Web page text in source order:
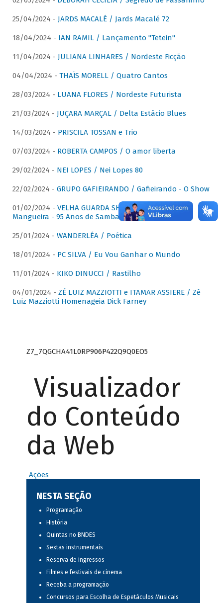
25/04/2024 - JARDS MACALÉ / Jards Macalé 72
18/04/2024 - IAN RAMIL / Lançamento "Tetein"
11/04/2024 - JULIANA LINHARES / Nordeste Ficção
04/04/2024 - THAÏS MORELL / Quatro Cantos
28/03/2024 - LUANA FLORES / Nordeste Futurista
21/03/2024 - JUÇARA MARÇAL / Delta Estácio Blues
14/03/2024 - PRISCILA TOSSAN e Trio
07/03/2024 - ROBERTA CAMPOS / O amor liberta
29/02/2024 - NEI LOPES / Nei Lopes 80
22/02/2024 - GRUPO GAFIEIRANDO / Gafieirando - O Show
01/02/2024 - VELHA GUARDA SHOW DA MANGUEIRA /
Mangueira - 95 Anos de Samba
25/01/2024 - WANDERLÉA / Poética
18/01/2024 - PC SILVA / Eu Vou Ganhar o Mundo
11/01/2024 - KIKO DINUCCI / Rastilho
04/01/2024 - ZÉ LUIZ MAZZIOTTI e ITAMAR ASSIERE / Zé
Luiz Mazziotti Homenageia Dick Farney
Z7_7QGCHA41L0RP906P422Q9Q0EO5
Visualizador
do Conteúdo
da Web
Ações
NESTA SEÇÃO
Programação
História
Quintas no BNDES
Sextas instrumentais
Reserva de ingressos
Filmes e festivais de cinema
Receba a programação
Concursos para Escolha de Espetáculos Musicais